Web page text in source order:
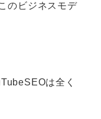
のビジネスモデ
は全く